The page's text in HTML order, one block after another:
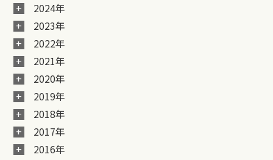
2024年
2023年
2022年
2021年
2020年
2019年
2018年
2017年
2016年